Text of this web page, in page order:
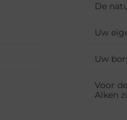
De
Uw
Uw
Voor
Alken